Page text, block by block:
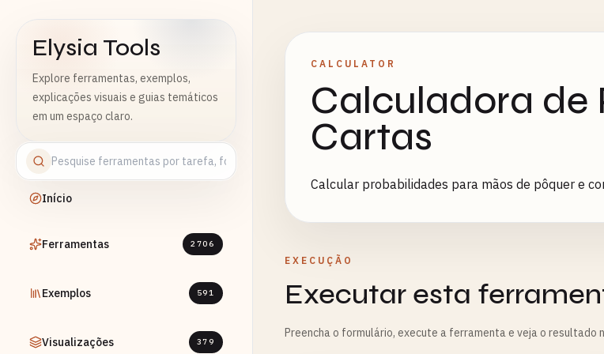
Elysia Tools
Explore ferramentas, exemplos,
explicações visuais e guias temáticos
em um espaço claro.
Início
Ferramentas 2706
Exemplos 591
Visualizações 379
CALCULATOR
Calculadora de
Cartas
Calcular probabilidades para mãos de pôquer e
EXECUÇÃO
Executar esta
Preencha o formulário, execute a ferramenta e veja o resultado